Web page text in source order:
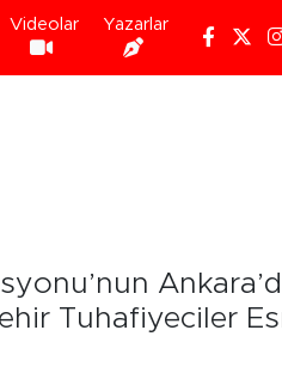
Videolar Yazarlar
Tuhafiyeciler